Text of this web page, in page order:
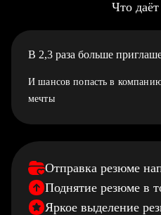
Что
В 2,3 раза больше
И шансов попасть в
мечты
Отправка резюме
Поднятие резюме в
Яркое выделение